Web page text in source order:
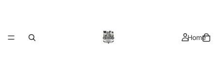
Home